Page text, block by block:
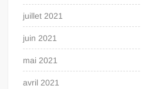
juillet 2021
juin 2021
mai 2021
avril 2021